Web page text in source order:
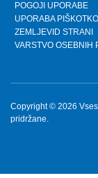
POGOJI UPORABE
UPORABA
ZEMLJEVID STRANI
VARSTVO OSEBNIH
Copyright © 2026
pridržane.